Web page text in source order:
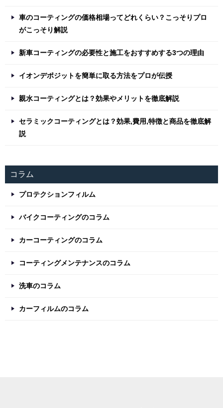
車のコーティングの価格相場ってどれくらい？こっそりプロ
がこっそり解説
新車コーティングの必要性と施工をおすすめする3つの理由
イオンデポジットを簡単に取る方法をプロが伝授
親水コーティングとは？効果やメリットを徹底解説
セラミックコーティングとは？効果,費用,特徴と商品を徹底解
説
コラム
プロテクションフィルム
バイクコーティングのコラム
カーコーティングのコラム
コーティングメンテナンスのコラム
洗車のコラム
カーフィルムのコラム